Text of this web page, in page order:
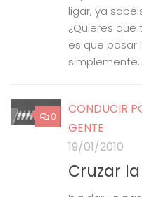
ligar, ya
¿Quieres que
es que pasar
0 CONDUCIR
GENTE
19/01/2010
Cruzar